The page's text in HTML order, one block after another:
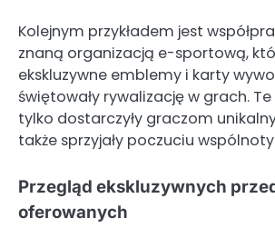
Kolejnym przykładem jest
znaną organizacją e-sportową,
ekskluzywne emblemy i karty
świętowały rywalizację w grach.
tylko dostarczyły graczom
także sprzyjały poczuciu
Przegląd ekskluzywnych
oferowanych